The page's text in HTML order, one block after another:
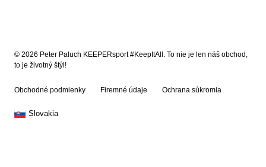
© 2026 Peter Paluch KEEPERsport #KeepItAll. To nie je len náš obchod,
to je životný štýl!
Obchodné podmienky Firemné údaje Ochrana súkromia
Slovakia